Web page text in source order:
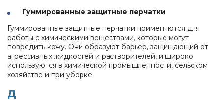
Гуммированные защитные перчатки
Гуммированные защитные перчатки применяются для
работы с химическими веществами, которые могут
повредить кожу. Они образуют барьер, защищающий от
агрессивных жидкостей и растворителей, и широко
используются в химической промышленности, сельском
хозяйстве и при уборке.
Д